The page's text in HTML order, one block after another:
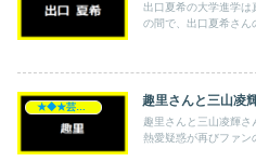
出口夏希の大学進学は
の間で、出口夏希さん
趣里さんと三山凌
趣里さんと三山凌輝
熱愛疑惑が再びファン